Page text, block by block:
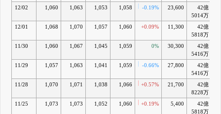
12/02 1,060 1,063 1,053 1,058 -0.19% 23,600
42億
5014万
12/01 1,068 1,070 1,057 1,060 +0.09% 11,300
42億
5818万
11/30 1,060 1,067 1,045 1,059 0% 30,300
42億
5416万
11/29 1,057 1,063 1,041 1,059 -0.66% 27,800
42億
5416万
11/28 1,070 1,071 1,038 1,066 +0.57% 21,700
42億
8228万
11/25 1,073 1,073 1,052 1,060 +0.19% 5,400
42億
5818万